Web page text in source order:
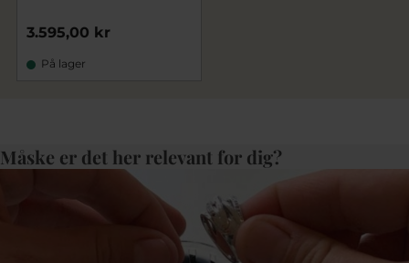
3.595,00 kr
På lager
Måske er det her relevant for dig?